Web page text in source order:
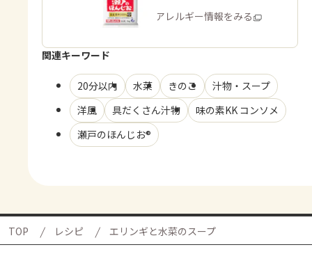
商品・アレルギー情報をみる
関連キーワード
20分以内 水菜 きのこ
汁物・スープ
洋風
具だくさん汁物
味の素KK コンソメ
瀬戸のほんじお®
TOP レシピ エリンギと水菜のスープ